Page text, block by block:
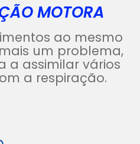
MOTORA
ao mesmo
um problema,
a assimilar vários
a respiração.